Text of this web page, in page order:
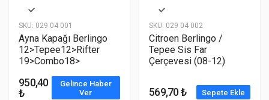
SKU: 029 04 001
Ayna Kapağı Berlingo
12>Tepee12>Rifter
19>Combo18>
950,40
₺
Gelince Haber
Ver
SKU: 029 04 002
Citroen Berlingo /
Tepee Sis Far
Çerçevesi (08-12)
569,70 ₺ Sepete Ekle